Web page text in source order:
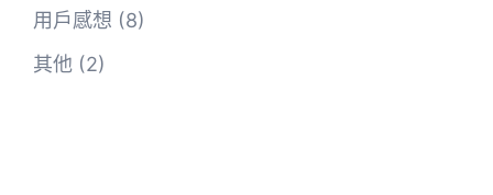
用戶感想 (8)
其他 (2)